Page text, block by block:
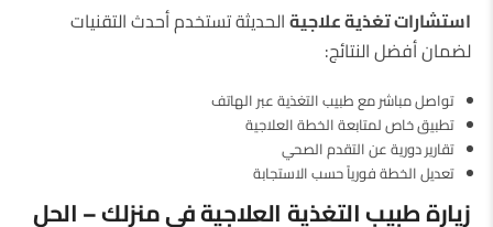
استشارات تغذية علاجيةالحديثة تستخدم أحدث التقنيات
لضمان أفضل النتائج:
تواصل مباشر مع طبيب التغذية عبر الهاتف
تطبيق خاص لمتابعة الخطة العلاجية
تقارير دورية عن التقدم الصحي
تعديل الخطة فورياً حسب الاستجابة
زيارة طبيب التغذية العلاجية في منزلك – الحل